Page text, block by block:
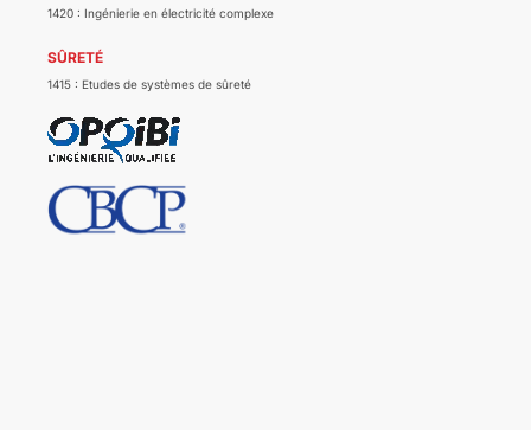
1420 : Ingénierie en électricité complexe
SÛRETÉ
1415 : Etudes de systèmes de sûreté